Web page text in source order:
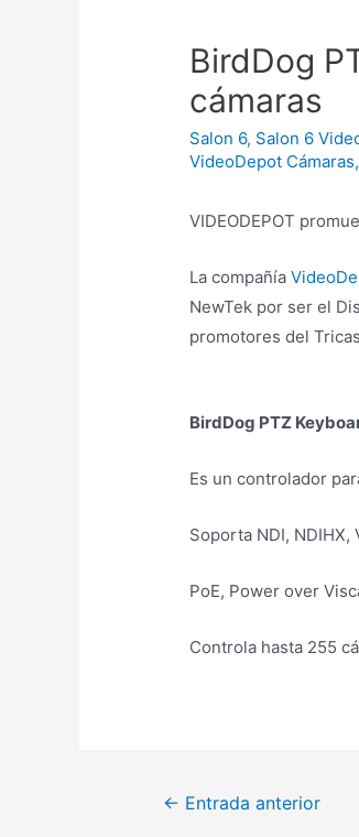
BirdDog
cámaras
Salon 6, Salon 6
VideoDepot Cámaras
VIDEODEPOT
La compañía
NewTek por ser el
promotores del
BirdDog PTZ
Es un controlador
Soporta NDI,
PoE, Power over
Controla hasta 255
Navegación
← Entrada anterior